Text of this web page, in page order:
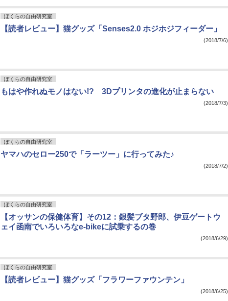
ぼくらの自由研究室
【読者レビュー】猫グッズ「Senses2.0 ホジホジフィーダー」
(2018/7/6)
ぼくらの自由研究室
もはや作れぬモノはない!? 3Dプリンタの進化が止まらない
(2018/7/3)
ぼくらの自由研究室
ヤマハのセロー250で「ラーツー」に行ってみた♪
(2018/7/2)
ぼくらの自由研究室
【オッサンの保健体育】その12：銀髪ブタ野郎、伊豆ゲートウ
ェイ函南でいろいろなe-bikeに試乗するの巻
(2018/6/29)
ぼくらの自由研究室
【読者レビュー】猫グッズ「フラワーファウンテン」
(2018/6/25)